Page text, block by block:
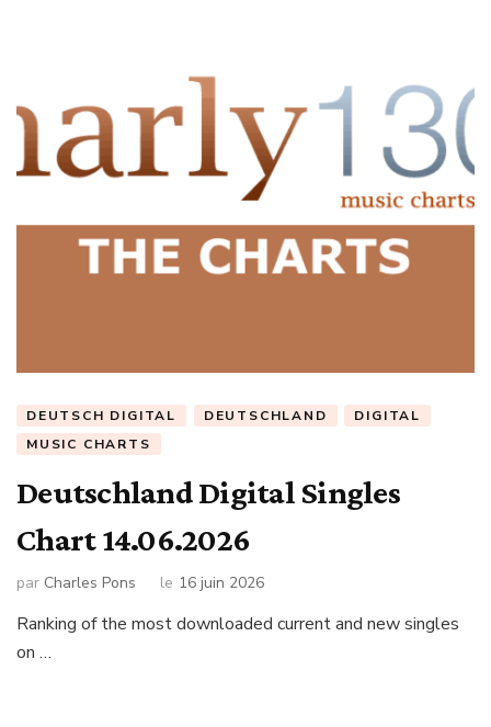
DEUTSCH DIGITAL DEUTSCHLAND
DIGITAL
MUSIC CHARTS
Deutschland Digital Singles
Chart 14.06.2026
par Charles Pons le 16 juin 2026
Ranking of the most downloaded current and new singles
on …